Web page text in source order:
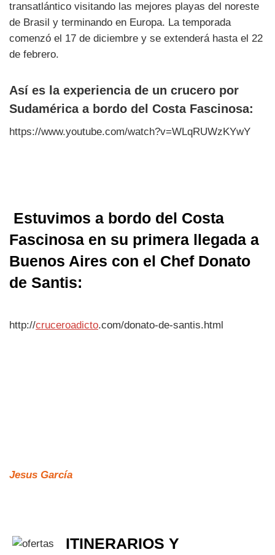
transatlántico visitando las mejores playas del noreste
de Brasil y terminando en Europa. La temporada
comenzó el 17 de diciembre y se extenderá hasta el 22
de febrero.
Así es la experiencia de un crucero por
Sudamérica a bordo del Costa Fascinosa:
https://www.youtube.com/watch?v=WLqRUWzKYwY
Estuvimos a bordo del Costa
Fascinosa en su primera llegada a
Buenos Aires con el Chef Donato
de Santis:
http://cruceroadicto.com/donato-de-santis.html
Jesus García
ITINERARIOS Y